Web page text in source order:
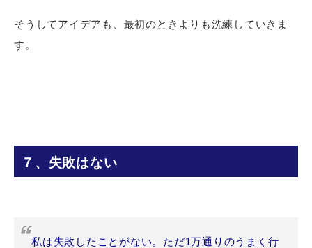
そうしてアイデアも、最初のときよりも洗練していきま
す。
７、失敗はない
私は失敗したことがない。ただ1万通りのうまく行